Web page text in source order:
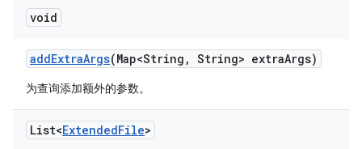
void
addExtraArgs(Map<String , String> extraArgs)
为查询添加额外的参数。
List<ExtendedFile>